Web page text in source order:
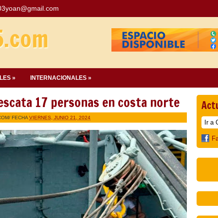
» INTERNACIONALES »
17 personas en costa norte
/ FECHA VIERNES, JUNIO 21, 2024